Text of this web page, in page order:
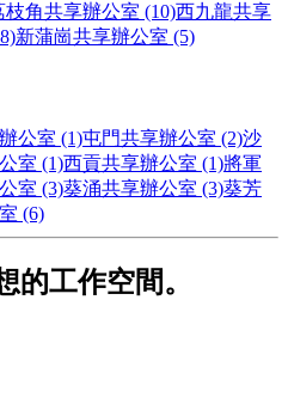
枝角共享辦公室 (10)西九龍共享
新蒲崗共享辦公室 (5)
公室 (1)屯門共享辦公室 (2)沙
室 (1)西貢共享辦公室 (1)將軍
室 (3)葵涌共享辦公室 (3)葵芳
(6)
的工作空間。